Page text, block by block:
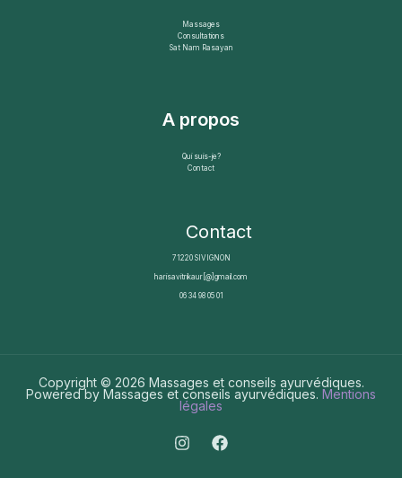
Massages
Consultations
Sat Nam Rasayan
A propos
Qui suis-je?
Contact
Contact
71220 SIVIGNON
harisavitrikaur[@]gmail.com
06 34 98 05 01
Copyright © 2026 Massages et conseils ayurvédiques.
Powered by Massages et conseils ayurvédiques. Mentions
légales